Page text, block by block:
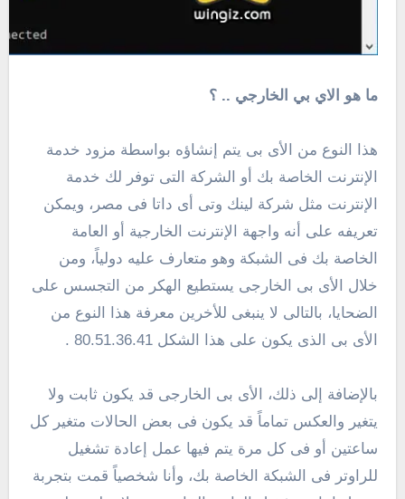
ما هو الاي بي الخارجي .. ؟
هذا النوع من الأى بى يتم إنشاؤه بواسطة مزود خدمة
الإنترنت الخاصة بك أو الشركة التى توفر لك خدمة
الإنترنت مثل شركة لينك وتى أى داتا فى مصر، ويمكن
تعريفه على أنه واجهة الإنترنت الخارجية أو العامة
الخاصة بك فى الشبكة وهو متعارف عليه دولياً، ومن
خلال الأى بى الخارجى يستطيع الهكر من التجسس على
الضحايا، بالتالى لا ينبغى للأخرين معرفة هذا النوع من
الأى بى الذى يكون على هذا الشكل 80.51.36.41 .
بالإضافة إلى ذلك، الأى بى الخارجى قد يكون ثابت ولا
يتغير والعكس تماماً قد يكون فى بعض الحالات متغير كل
ساعتين أو فى كل مرة يتم فيها عمل إعادة تشغيل
للراوتر فى الشبكة الخاصة بك، وأنا شخصياً قمت بتجربة